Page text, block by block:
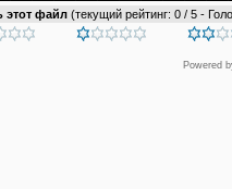
этот файл (текущий рейтинг: 0 / 5 -
Powered